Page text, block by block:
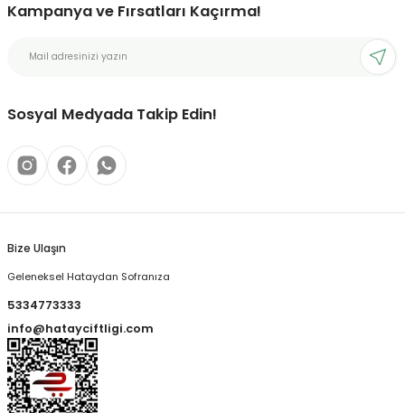
Kampanya ve Fırsatları Kaçırma!
Sosyal Medyada Takip Edin!
Bize Ulaşın
Geleneksel Hataydan Sofranıza
5334773333
info@hatayciftligi.com